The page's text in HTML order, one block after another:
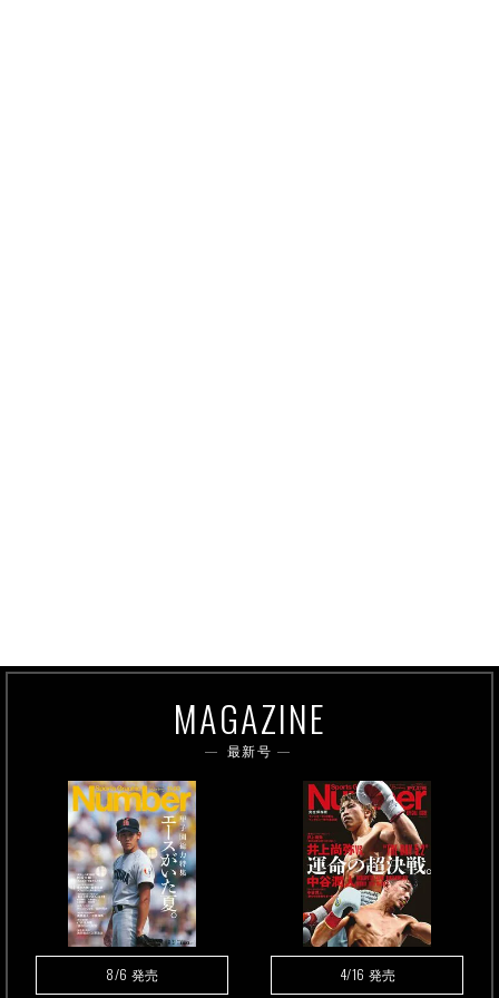
MAGAZINE
最新号
8/6 発売 4/16 発売